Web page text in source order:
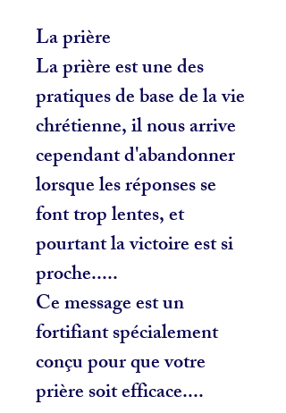
La prière
La prière est une des
pratiques de base de la vie
chrétienne, il nous arrive
cependant d'abandonner
lorsque les réponses se
font trop lentes, et
pourtant la victoire est si
proche.....
Ce message est un
fortifiant spécialement
conçu pour que votre
prière soit efficace....